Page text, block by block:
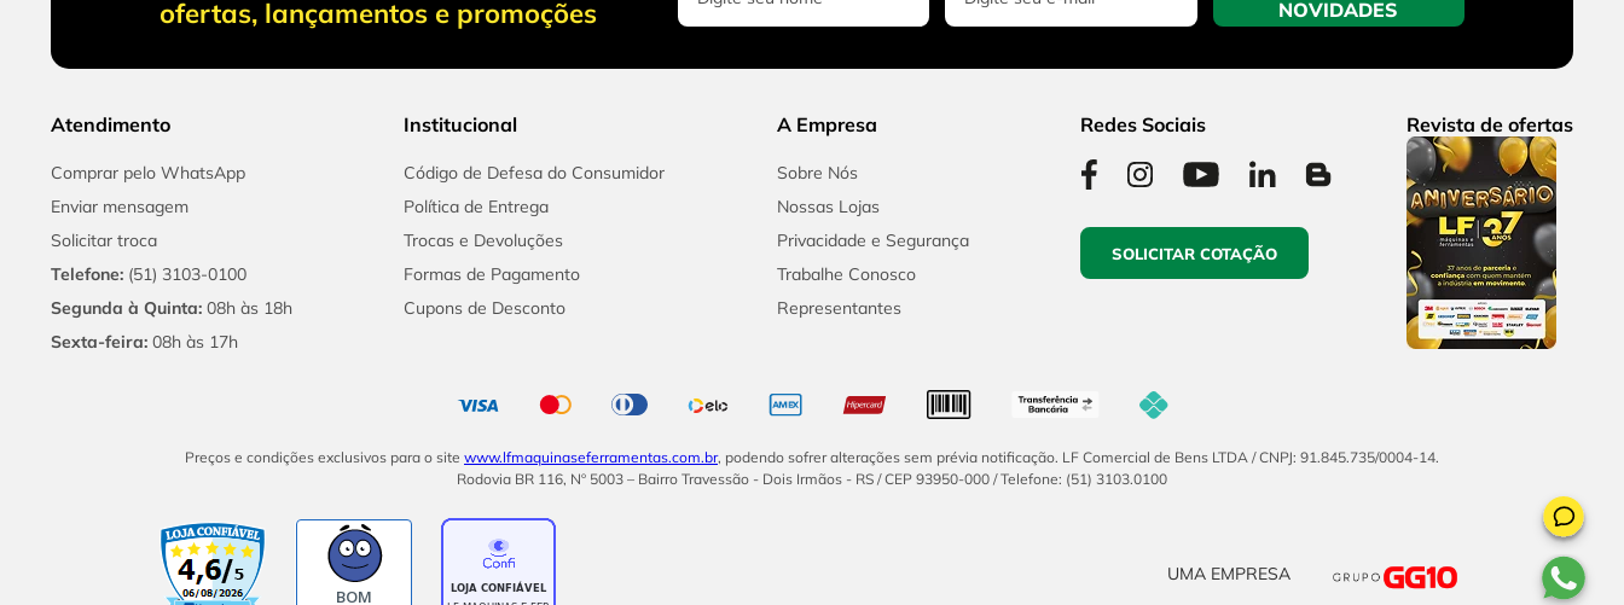
ofertas, lançamentos e promoções
NOVIDADES
Atendimento
Comprar pelo WhatsApp
Enviar mensagem
Solicitar troca
Telefone: (51) 3103-0100
Segunda à Quinta: 08h às 18h
Sexta-feira: 08h às 17h
Institucional
Código de Defesa do Consumidor
Política de Entrega
Trocas e Devoluções
Formas de Pagamento
Cupons de Desconto
A Empresa
Sobre Nós
Nossas Lojas
Privacidade e Segurança
Trabalhe Conosco
Representantes
Redes Sociais
SOLICITAR COTAÇÃO
Revista de ofertas
Preços e condições exclusivos para o site www.lfmaquinaseferramentas.com.br, podendo sofrer alterações sem prévia notificação. LF Comercial de Bens LTDA / CNPJ: 91.845.735/0004-14.
Rodovia BR 116, Nº 5003 – Bairro Travessão - Dois Irmãos - RS / CEP 93950-000 / Telefone: (51) 3103.0100
BOM
UMA EMPRESA